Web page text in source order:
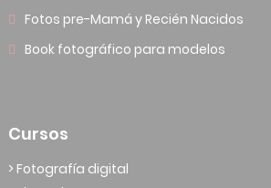
Fotos pre-Mamá y Recién Nacidos
Book fotográfico para modelos
Cursos
> Fotografía digital